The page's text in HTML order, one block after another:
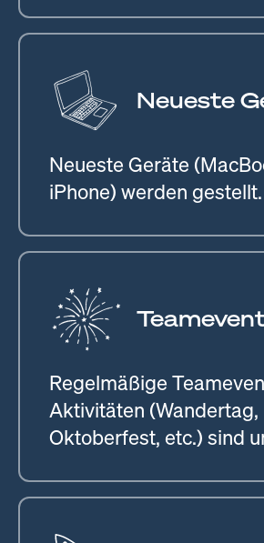
Neueste
Neueste Geräte
iPhone) werden gestellt.
Regelmäßige
Aktivitäten (Wandertag,
Oktoberfest, etc.) sind